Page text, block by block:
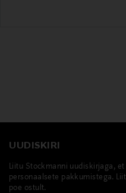
UUDISKIRI
Liitu Stockmanni uudiskirjaga,
personaalsete pakkumistega.
poe ostult.